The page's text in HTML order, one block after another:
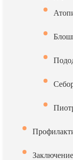
Заключение